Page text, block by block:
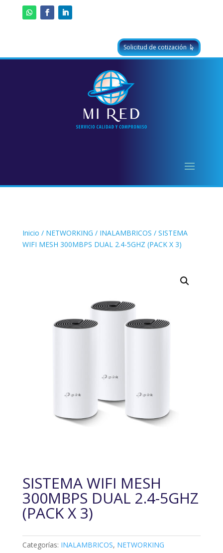
Solicitud de cotización
Inicio / NETWORKING / INALAMBRICOS / SISTEMA
WIFI MESH 300MBPS DUAL 2.4-5GHZ (PACK X 3)
SISTEMA WIFI MESH
300MBPS DUAL 2.4-5GHZ
(PACK X 3)
Categorías: INALAMBRICOS, NETWORKING